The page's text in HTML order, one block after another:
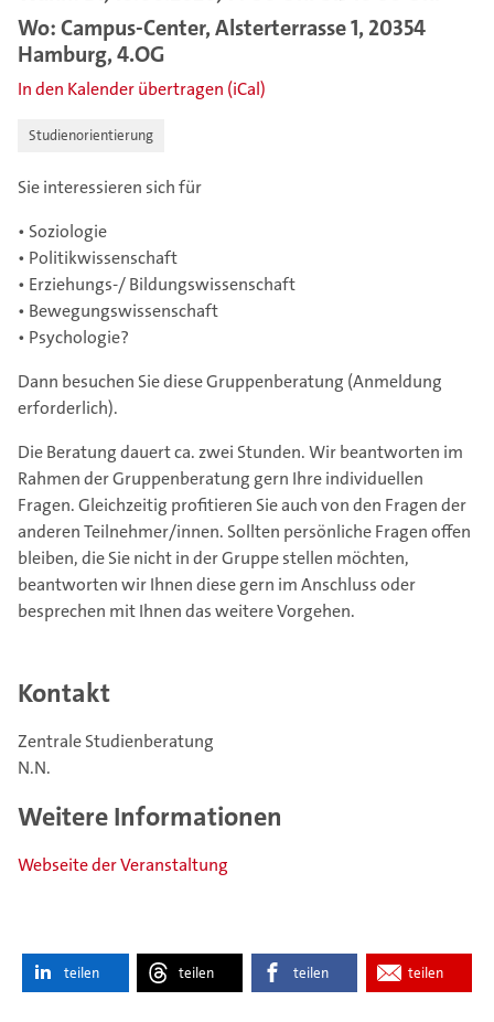
Wo: Campus-Center, Alsterterrasse 1, 20354
Hamburg, 4.OG
In den Kalender übertragen (iCal)
Studienorientierung
Sie interessieren sich für
• Soziologie
• Politikwissenschaft
• Erziehungs-/ Bildungswissenschaft
• Bewegungswissenschaft
• Psychologie?
Dann besuchen Sie diese Gruppenberatung (Anmeldung
erforderlich).
Die Beratung dauert ca. zwei Stunden. Wir beantworten im
Rahmen der Gruppenberatung gern Ihre individuellen
Fragen. Gleichzeitig profitieren Sie auch von den Fragen der
anderen Teilnehmer/innen. Sollten persönliche Fragen offen
bleiben, die Sie nicht in der Gruppe stellen möchten,
beantworten wir Ihnen diese gern im Anschluss oder
besprechen mit Ihnen das weitere Vorgehen.
Kontakt
Zentrale Studienberatung
N.N.
Weitere Informationen
Webseite der Veranstaltung
teilen teilen teilen teilen